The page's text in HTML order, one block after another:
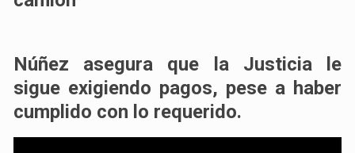
Núñez asegura que la Justicia le
sigue exigiendo pagos, pese a haber
cumplido con lo requerido.